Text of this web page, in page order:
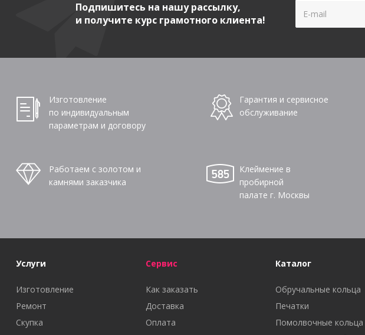
Подпишитесь на нашу рассылку,
и получите курс грамотного клиента!
Изготовление
по индивидуальным
параметрам и договору
Гарантия и сервисное
обслуживание
Работаем с золотом и
камнями заказчика
Клеймение в
пробирной
палате г. Москвы
Услуги
Изготовление
Ремонт
Скупка
Сервис
Как заказать
Доставка
Оплата
Каталог
Обручальные кольца
Печатки
Помолвочные кольца